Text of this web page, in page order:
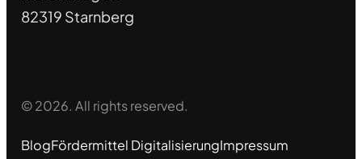
82319 Starnberg
© 2026. All rights reserved.
BlogFördermittel DigitalisierungImpressum